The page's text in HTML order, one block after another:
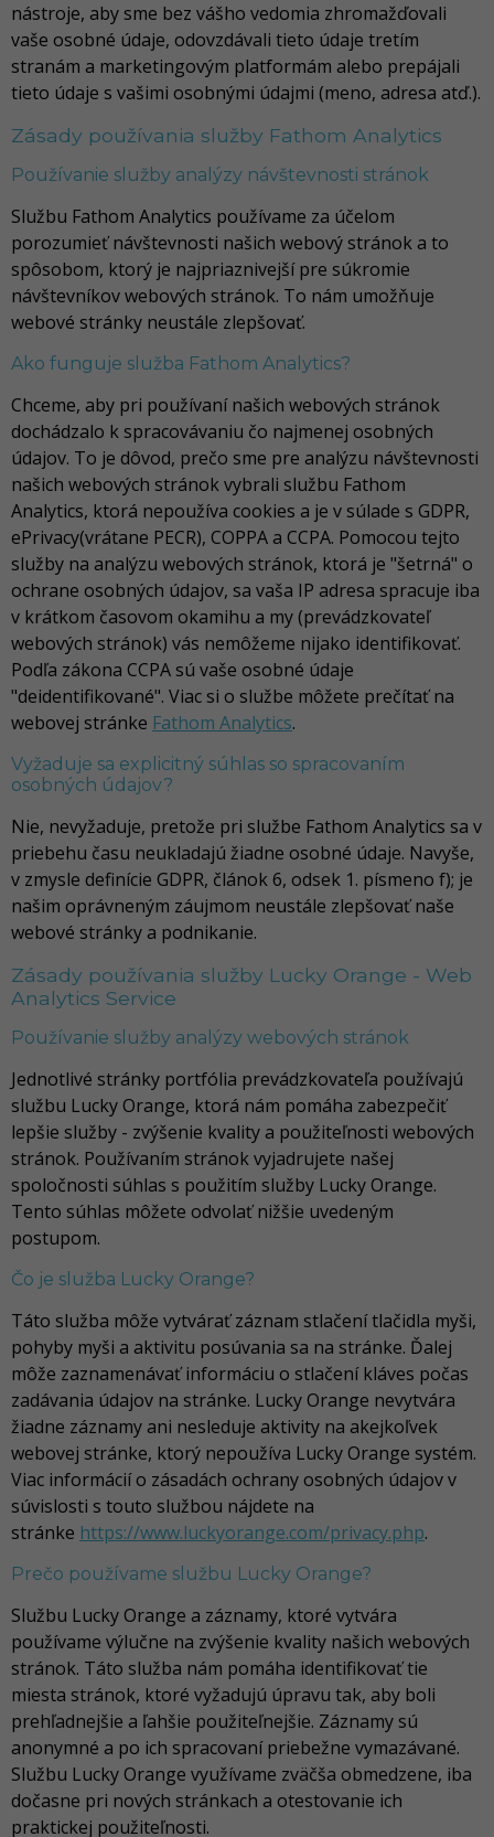
nástroje, aby sme bez vášho vedomia zhromažďovali
vaše osobné údaje, odovzdávali tieto údaje tretím
stranám a marketingovým platformám alebo prepájali
tieto údaje s vašimi osobnými údajmi (meno, adresa atď.).
Zásady používania služby Fathom Analytics
Používanie služby analýzy návštevnosti stránok
Službu Fathom Analytics používame za účelom
porozumieť návštevnosti našich webový stránok a to
spôsobom, ktorý je najpriaznivejší pre súkromie
návštevníkov webových stránok. To nám umožňuje
webové stránky neustále zlepšovať.
Ako funguje služba Fathom Analytics?
Chceme, aby pri používaní našich webových stránok
dochádzalo k spracovávaniu čo najmenej osobných
údajov. To je dôvod, prečo sme pre analýzu návštevnosti
našich webových stránok vybrali službu Fathom
Analytics, ktorá nepoužíva cookies a je v súlade s GDPR,
ePrivacy(vrátane PECR), COPPA a CCPA. Pomocou tejto
služby na analýzu webových stránok, ktorá je "šetrná" o
ochrane osobných údajov, sa vaša IP adresa spracuje iba
v krátkom časovom okamihu a my (prevádzkovateľ
webových stránok) vás nemôžeme nijako identifikovať.
Podľa zákona CCPA sú vaše osobné údaje
"deidentifikované". Viac si o službe môžete prečítať na
webovej stránke Fathom Analytics.
Vyžaduje sa explicitný súhlas so spracovaním
osobných údajov?
Nie, nevyžaduje, pretože pri službe Fathom Analytics sa v
priebehu času neukladajú žiadne osobné údaje. Navyše,
v zmysle definície GDPR, článok 6, odsek 1. písmeno f); je
našim oprávneným záujmom neustále zlepšovať naše
webové stránky a podnikanie.
Zásady používania služby Lucky Orange - Web
Analytics Service
Používanie služby analýzy webových stránok
Jednotlivé stránky portfólia prevádzkovateľa používajú
službu Lucky Orange, ktorá nám pomáha zabezpečiť
lepšie služby - zvýšenie kvality a použiteľnosti webových
stránok. Používaním stránok vyjadrujete našej
spoločnosti súhlas s použitím služby Lucky Orange.
Tento súhlas môžete odvolať nižšie uvedeným
postupom.
Čo je služba Lucky Orange?
Táto služba môže vytvárať záznam stlačení tlačidla myši,
pohyby myši a aktivitu posúvania sa na stránke. Ďalej
môže zaznamenávať informáciu o stlačení kláves počas
zadávania údajov na stránke. Lucky Orange nevytvára
žiadne záznamy ani nesleduje aktivity na akejkoľvek
webovej stránke, ktorý nepoužíva Lucky Orange systém.
Viac informácií o zásadách ochrany osobných údajov v
súvislosti s touto službou nájdete na
stránke https://www.luckyorange.com/privacy.php.
Prečo používame službu Lucky Orange?
Službu Lucky Orange a záznamy, ktoré vytvára
používame výlučne na zvýšenie kvality našich webových
stránok. Táto služba nám pomáha identifikovať tie
miesta stránok, ktoré vyžadujú úpravu tak, aby boli
prehľadnejšie a ľahšie použiteľnejšie. Záznamy sú
anonymné a po ich spracovaní priebežne vymazávané.
Službu Lucky Orange využívame zväčša obmedzene, iba
dočasne pri nových stránkach a otestovanie ich
praktickej použiteľnosti.